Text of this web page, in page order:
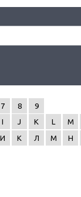
7 8
9
I J K L M
И К Л М Н